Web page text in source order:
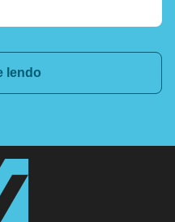
lendo